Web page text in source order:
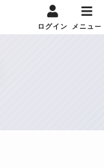
ログイン メニュー